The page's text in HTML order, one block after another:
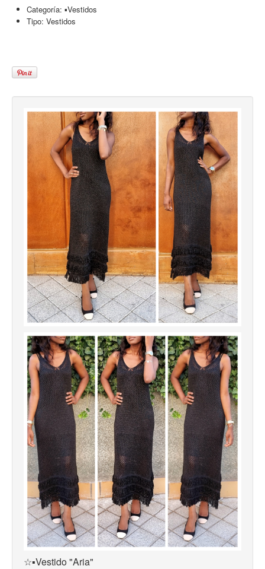
Categoría: ▪︎Vestidos
Tipo: Vestidos
☆▪︎Vestido "Aria"